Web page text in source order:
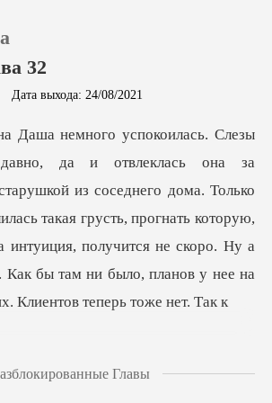
0
32
Дата выхода: 24/08/2021
из соседнего дома. Только
такая грусть, прогнать которую,
интуиция, получится
Главы